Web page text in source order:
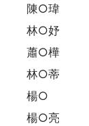
陳○瑋
林○妤
蕭○樺
林○蒂
楊○
楊○亮